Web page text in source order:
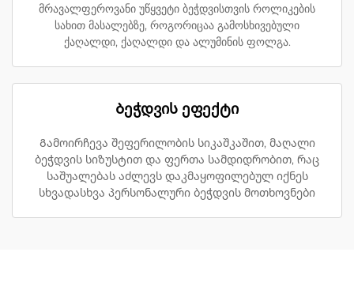
მრავალფეროვანი უწყვეტი ბეჭდვისთვის როლიკების
სახით მასალებზე, როგორიცაა გამოსხივებული
ქაღალდი, ქაღალდი და ალუმინის ფოლგა.
Ბეჭდვის ეფექტი
Გამოირჩევა შეფერილობის სიკაშკაშით, მაღალი
ბეჭდვის სიზუსტით და ფერთა სამდიდრობით, რაც
საშუალებას აძლევს დაკმაყოფილებულ იქნეს
სხვადასხვა პერსონალური ბეჭდვის მოთხოვნები